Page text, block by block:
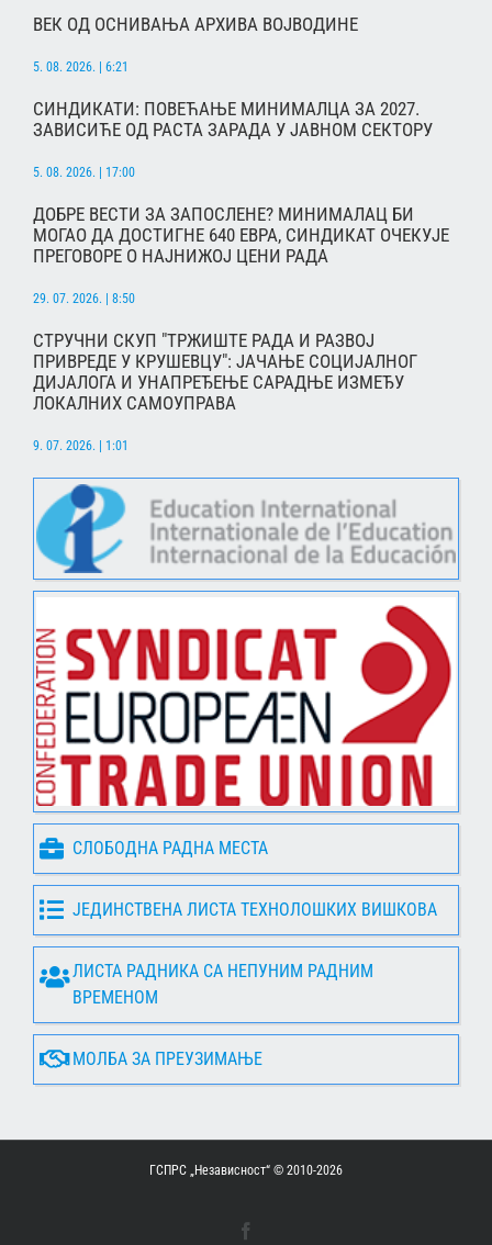
ВЕК ОД ОСНИВАЊА АРХИВА ВОЈВОДИНЕ
5. 08. 2026. | 6:21
СИНДИКАТИ: ПОВЕЋАЊЕ МИНИМАЛЦА ЗА 2027.
ЗАВИСИЋЕ ОД РАСТА ЗАРАДА У ЈАВНОМ СЕКТОРУ
5. 08. 2026. | 17:00
ДОБРЕ ВЕСТИ ЗА ЗАПОСЛЕНЕ? МИНИМАЛАЦ БИ
МОГАО ДА ДОСТИГНЕ 640 ЕВРА, СИНДИКАТ ОЧЕКУЈЕ
ПРЕГОВОРЕ О НАЈНИЖОЈ ЦЕНИ РАДА
29. 07. 2026. | 8:50
СТРУЧНИ СКУП "ТРЖИШТЕ РАДА И РАЗВОЈ
ПРИВРЕДЕ У КРУШЕВЦУ": ЈАЧАЊЕ СОЦИЈАЛНОГ
ДИЈАЛОГА И УНАПРЕЂЕЊЕ САРАДЊЕ ИЗМЕЂУ
ЛОКАЛНИХ САМОУПРАВА
9. 07. 2026. | 1:01
СЛОБОДНА РАДНА МЕСТА
ЈЕДИНСТВЕНА ЛИСТА ТЕХНОЛОШКИХ ВИШКОВА
ЛИСТА РАДНИКА СА НЕПУНИМ РАДНИМ
ВРЕМЕНОМ
МОЛБА ЗА ПРЕУЗИМАЊЕ
ГСПРС „Независност“ © 2010-2026